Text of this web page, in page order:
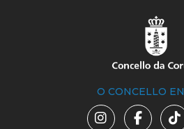
O CONCELLO